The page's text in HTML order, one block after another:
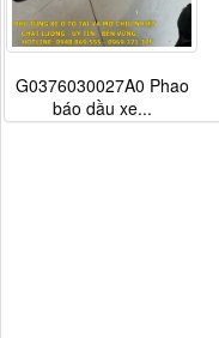
G0376030027A0 Phao
báo dầu xe...